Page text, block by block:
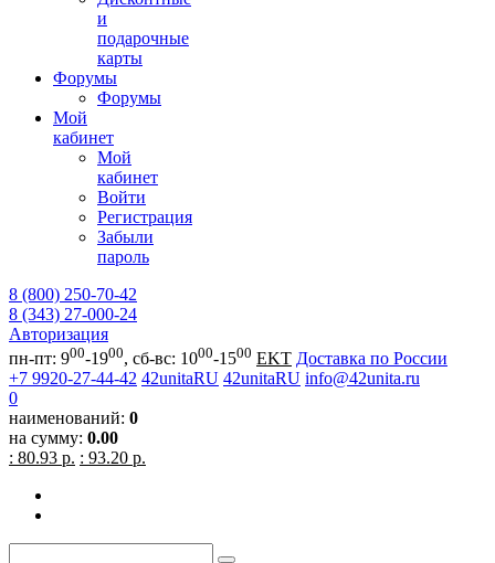
и
подарочные
карты
Форумы
Форумы
Мой
кабинет
Мой
кабинет
Войти
Регистрация
Забыли
пароль
8 (800) 250-70-42
8 (343) 27-000-24
Авторизация
пн-пт: 900-1900, сб-вс: 1000-1500 EKT Доставка по России
+7 9920-27-44-42 42unitaRU 42unitaRU info@42unita.ru
0
наименований: 0
на сумму: 0.00
: 80.93 р. : 93.20 р.